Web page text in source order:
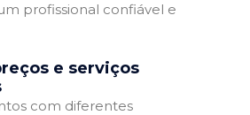
profissional confiável e
e serviços
com diferentes